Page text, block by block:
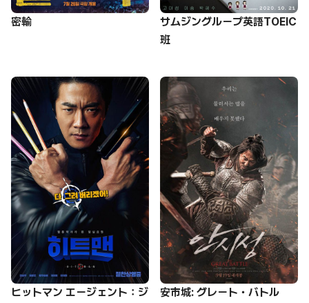
密輸
サムジングループ英語TOEIC
班
ヒットマン エージェント：ジ
安市城: グレート・バトル